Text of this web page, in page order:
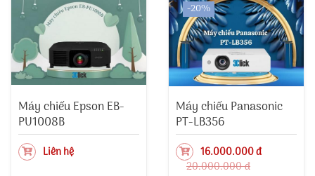
Máy chiếu Epson EB-
PU1008B
Liên hệ
-20%
Máy chiếu Panasonic
PT-LB356
16.000.000 đ
20.000.000 đ